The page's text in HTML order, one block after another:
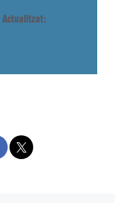
Actualitzat: